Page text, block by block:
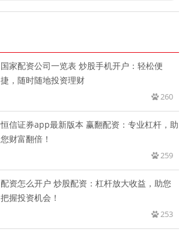
国家配资公司一览表 炒股手机开户：轻松便
捷，随时随地投资理财
260
恒信证券app最新版本 赢翻配资：专业杠杆，助
您财富翻倍！
259
配资怎么开户 炒股配资：杠杆放大收益，助您
把握投资机会！
253